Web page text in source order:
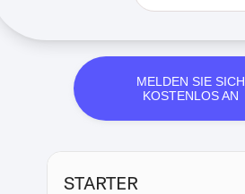
MELDEN SIE SICH
KOSTENLOS AN
STARTER